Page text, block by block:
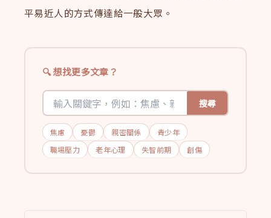
平易近人的方式傳達給一般大眾。
想找更多文章？
搜尋
焦慮 憂鬱 親密關係
青少年
職場壓力
老年心理 失智前期 創傷